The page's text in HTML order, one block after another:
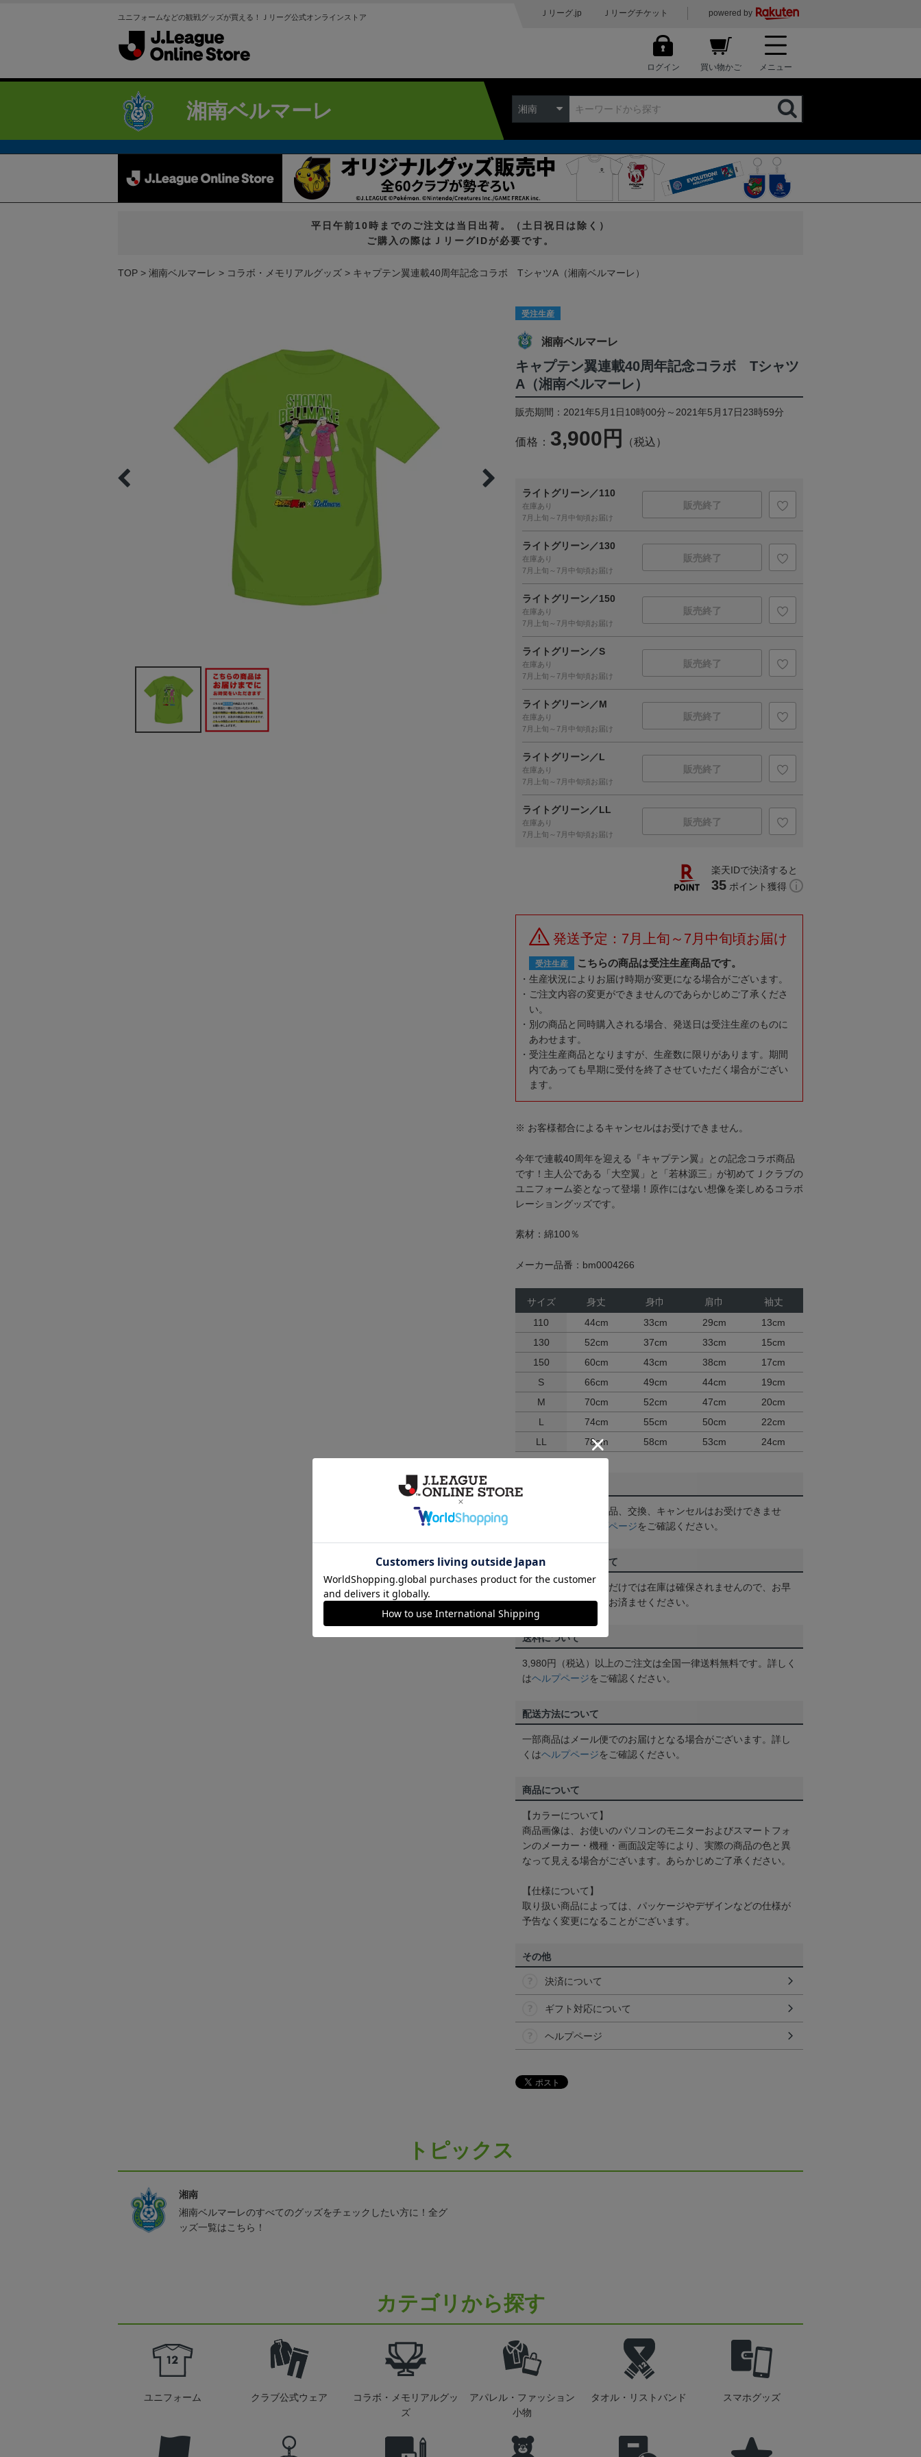
ユニフォームなどの観戦グッズが買える！Ｊリーグ公式オンラインストア Ｊリーグ.jp Ｊリーグチケット powered by
ログイン 買い物かご メニュー
湘南ベルマーレ 湘南
平日午前10時までのご注文は当日出荷。（土日祝日は除く）
ご購入の際はＪリーグIDが必要です。
TOP 湘南ベルマーレ コラボ・メモリアルグッズ キャプテン翼連載40周年記念コラボ TシャツA（湘南ベルマーレ）
受注生産
湘南ベルマーレ
キャプテン翼連載40周年記念コラボ Tシャツ
A（湘南ベルマーレ）
販売期間：2021年5月1日10時00分～2021年5月17日23時59分
価格： 3,900円 （税込）
ライトグリーン／110
在庫あり
7月上旬～7月中旬頃お届け
販売終了
ライトグリーン／130
在庫あり
7月上旬～7月中旬頃お届け
販売終了
ライトグリーン／150
在庫あり
7月上旬～7月中旬頃お届け
販売終了
ライトグリーン／S
在庫あり
7月上旬～7月中旬頃お届け
販売終了
ライトグリーン／M
在庫あり
7月上旬～7月中旬頃お届け
販売終了
ライトグリーン／L
在庫あり
7月上旬～7月中旬頃お届け
販売終了
ライトグリーン／LL
在庫あり
7月上旬～7月中旬頃お届け
販売終了
楽天IDで決済すると
35 ポイント獲得
発送予定：7月上旬～7月中旬頃お届け
受注生産 こちらの商品は受注生産商品です。
生産状況によりお届け時期が変更になる場合がございます。
ご注文内容の変更ができませんのであらかじめご了承くださ
い。
別の商品と同時購入される場合、発送日は受注生産のものに
あわせます。
受注生産商品となりますが、生産数に限りがあります。期間
内であっても早期に受付を終了させていただく場合がござい
ます。
※ お客様都合によるキャンセルはお受けできません。
今年で連載40周年を迎える『キャプテン翼』との記念コラボ商品
です！主人公である「大空翼」と「若林源三」が初めてＪクラブの
ユニフォーム姿となって登場！原作にはない想像を楽しめるコラボ
レーショングッズです。
素材：綿100％
メーカー品番：bm0004266
サイズ 身丈 身巾 肩巾
袖丈
110
44cm 33cm 29cm
13cm
130
52cm 37cm 33cm
15cm
150
60cm 43cm 38cm
17cm
S
66cm 49cm 44cm
19cm
M
70cm 52cm 47cm
20cm
L
74cm 55cm 50cm
22cm
LL
78cm 58cm 53cm 24cm
返品・交換について
お客様都合による返品、交換、キャンセルはお受けできませ
ヘルプページをご確認ください。
ご注文の確定について
買い物かごに入れるだけでは在庫は確保されませんので、お早
めにご購入手続きをお済ませください。
送料について
3,980円（税込）以上のご注文は全国一律送料無料です。詳しく
はヘルプページをご確認ください。
配送方法について
一部商品はメール便でのお届けとなる場合がございます。詳し
くはヘルプページをご確認ください。
商品について
【カラーについて】
商品画像は、お使いのパソコンのモニターおよびスマートフォ
ンのメーカー・機種・画面設定等により、実際の商品の色と異
なって見える場合がございます。あらかじめご了承ください。
【仕様について】
取り扱い商品によっては、パッケージやデザインなどの仕様が
予告なく変更になることがございます。
その他
決済について
ギフト対応について
ヘルプページ
トピックス
湘南
湘南ベルマーレのすべてのグッズをチェックしたい方に！全グ
ッズ一覧はこちら！
カテゴリから探す
ユニフォーム クラブ公式ウェア
コラボ・メモリアルグッ
ズ
アパレル・ファッション
小物
タオル・リストバンド スマホグッズ